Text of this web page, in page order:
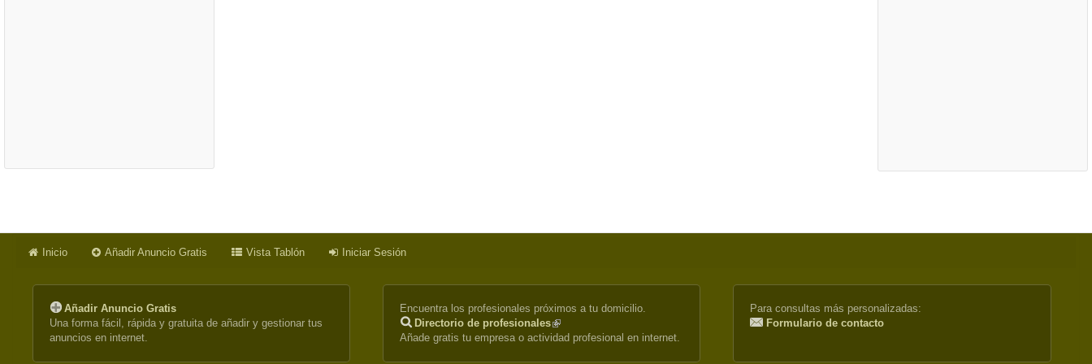
Inicio Añadir Anuncio Gratis Vista Tablón Iniciar Sesión
Añadir Anuncio Gratis
Una forma fácil, rápida y gratuita de añadir y gestionar tus
anuncios en internet.
Encuentra los profesionales próximos a tu domicilio.
Directorio de profesionales(link
is
Añade gratis tu empresa o actividad profesional en internet.
Para consultas más personalizadas:
Formulario de contacto